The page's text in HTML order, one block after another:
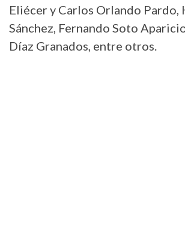
Eliécer y Carlos Orlando Pardo,
Sánchez, Fernando Soto
Díaz Granados, entre otros.